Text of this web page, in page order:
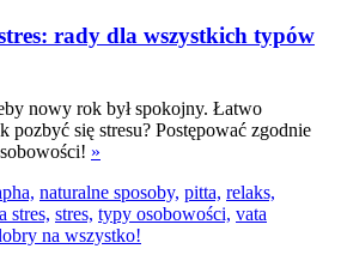
rady dla wszystkich typów
nowy rok był spokojny. Łatwo
pozbyć się stresu? Postępować zgodnie
»
naturalne sposoby, pitta, relaks,
stres, stres, typy osobowości, vata